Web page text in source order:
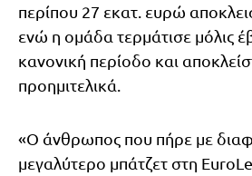
περίπου 27 εκατ. ευρώ
ενώ η ομάδα τερμάτισε μόλις
κανονική περίοδο και
προημιτελικά.
«Ο άνθρωπος που πήρε με
μεγαλύτερο μπάτζετ στη